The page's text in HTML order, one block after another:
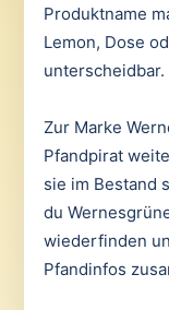
Produktname
Lemon, Dose
unterscheidbar.
Zur Marke
Pfandpirat
sie im Bestand
du
wiederfinden
Pfandinfos